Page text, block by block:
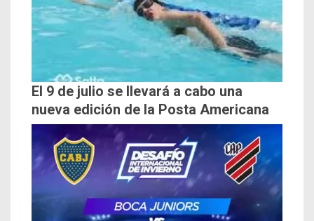
El 9 de julio se llevará a cabo una
nueva edición de la Posta Americana